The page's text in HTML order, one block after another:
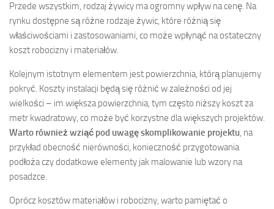
Przede wszystkim, rodzaj żywicy ma ogromny wpływ na cenę. Na
rynku dostępne są różne rodzaje żywic, które różnią się
właściwościami i zastosowaniami, co może wpłynąć na ostateczny
koszt robocizny i materiałów.
Kolejnym istotnym elementem jest powierzchnia, którą planujemy
pokryć. Koszty instalacji będą się różnić w zależności od jej
wielkości – im większa powierzchnia, tym często niższy koszt za
metr kwadratowy, co może być korzystne dla większych projektów.
Warto również wziąć pod uwagę skomplikowanie projektu, na
przykład obecność nierówności, konieczność przygotowania
podłoża czy dodatkowe elementy jak malowanie lub wzory na
posadzce.
Oprócz kosztów materiałów i robocizny, warto pamiętać o